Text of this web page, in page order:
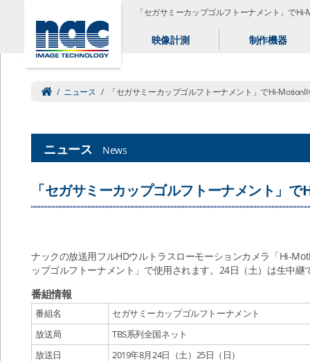
「セガサミーカップゴルフトーナメント」で
映像計測 制作機器
/ ニュース / 「セガサミーカップゴルフトーナメント」でHi-
ニュース News
「セガサミーカップゴルフトーナメント」
ナックの放送用フルHDウルトラスローモーションカメラ「Hi-
ップゴルフトーナメント」で使用されます。24日（土）は生中
番組情報
番組名
セガサミーカップゴルフトーナメント
放送局
TBS系列全国ネット
放送日
2019年8月24日（土）25日（日）